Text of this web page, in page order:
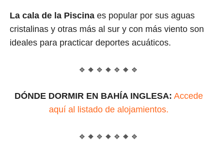
La cala de la Piscina es popular por sus aguas
cristalinas y otras más al sur y con más viento son
ideales para practicar deportes acuáticos.
🔹🔸🔹🔸🔹🔸🔹
DÓNDE DORMIR EN BAHÍA INGLESA: Accede
aquí al listado de alojamientos.
🔹🔸🔹🔸🔹🔸🔹